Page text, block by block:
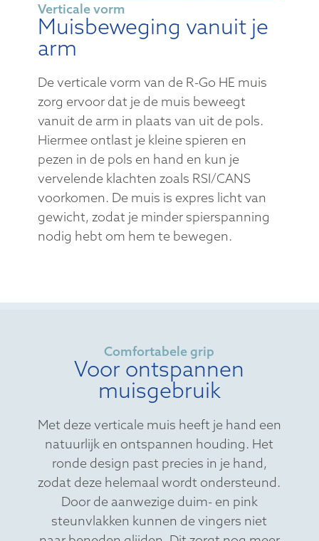
Verticale vorm
Muisbeweging vanuit je
arm
De verticale vorm van de R-Go HE muis
zorg ervoor dat je de muis beweegt
vanuit de arm in plaats van uit de pols.
Hiermee ontlast je kleine spieren en
pezen in de pols en hand en kun je
vervelende klachten zoals RSI/CANS
voorkomen. De muis is expres licht van
gewicht, zodat je minder spierspanning
nodig hebt om hem te bewegen.
Comfortabele grip
Voor ontspannen
muisgebruik
Met deze verticale muis heeft je hand een
natuurlijk en ontspannen houding. Het
ronde design past precies in je hand,
zodat deze helemaal wordt ondersteund.
Door de aanwezige duim- en pink
steunvlakken kunnen de vingers niet